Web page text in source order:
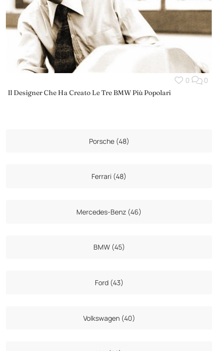
0 0
Il Designer Che Ha Creato Le Tre BMW Più Popolari
Porsche (48)
Ferrari (48)
Mercedes-Benz (46)
BMW (45)
Ford (43)
Volkswagen (40)